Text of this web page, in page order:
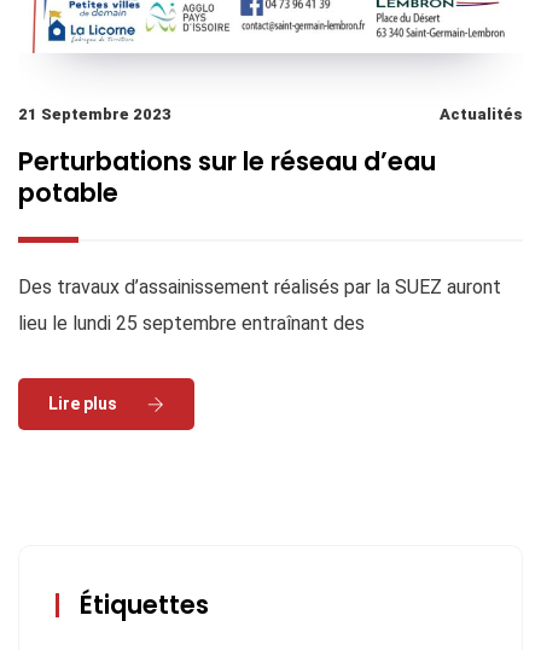
21 Septembre 2023 Actualités
Perturbations sur le réseau d’eau
potable
Des travaux d’assainissement réalisés par la SUEZ auront
lieu le lundi 25 septembre entraînant des
Read More
Étiquettes